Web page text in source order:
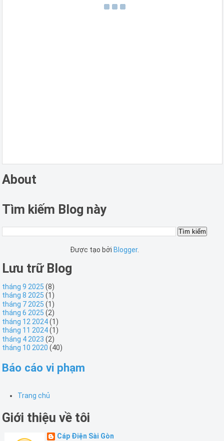
About
Tìm kiếm Blog này
Được tạo bởi Blogger.
Lưu trữ Blog
tháng 9 2025 (8)
tháng 8 2025 (1)
tháng 7 2025 (1)
tháng 6 2025 (2)
tháng 12 2024(1)
tháng 11 2024(1)
tháng 4 2023 (2)
tháng 10 2020 (40)
Báo cáo vi phạm
Trang chủ
Giới thiệu về tôi
Cáp Điện Sài Gòn